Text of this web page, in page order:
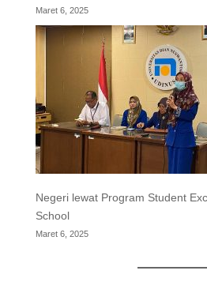
Maret 6, 2025
Negeri lewat Program Student
School
Maret 6, 2025